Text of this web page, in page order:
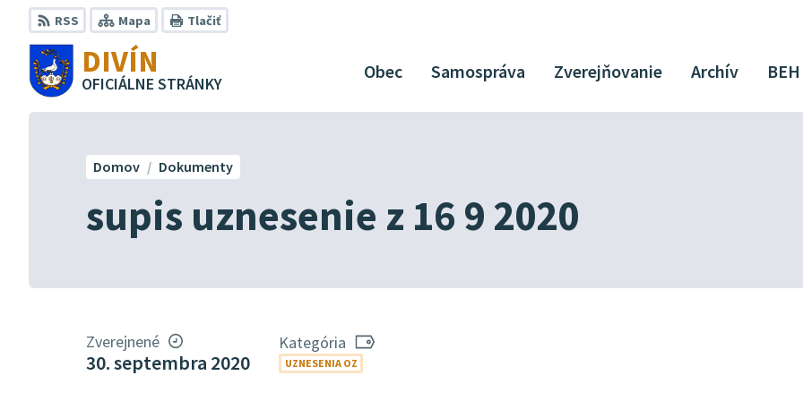
Preskočiť
na
obsah
RSS Mapa Tlačiť
DIVÍN
OFICIÁLNE STRÁNKY
Obec Samospráva Zverejňovanie Archív BEH
supis uznesenie z 16 9 2020
Domov Dokumenty
Zverejnené
30. septembra 2020
Kategória
UZNESENIA OZ